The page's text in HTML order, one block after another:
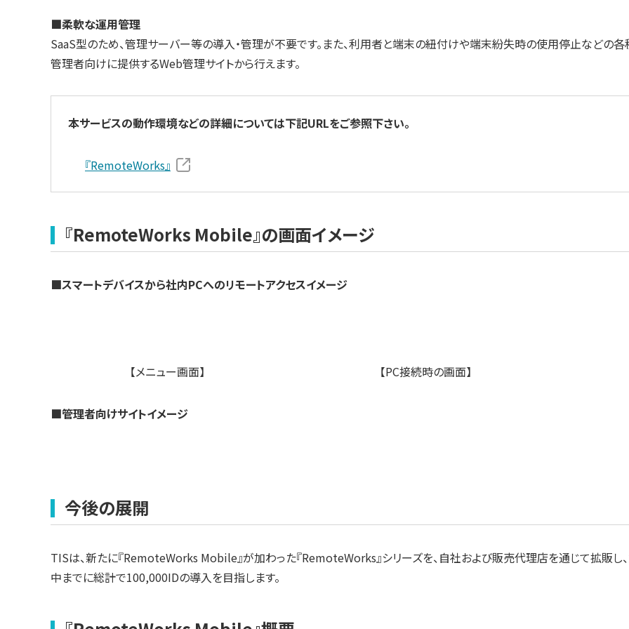
■柔軟な運用管理
SaaS型のため、管理サーバー等の導入・管理が不要です。また、利用者と端末の紐付けや端末紛失時の使用停止などの各
管理者向けに提供するWeb管理サイトから行えます。
本サービスの動作環境などの詳細については下記URLをご参照下さい。
『RemoteWorks』
『RemoteWorks Mobile』の画面イメージ
■スマートデバイスから社内PCへのリモートアクセスイメージ
【メニュー画面】 【PC接続時の画面】
■管理者向けサイトイメージ
今後の展開
TISは、新たに『RemoteWorks Mobile』が加わった『RemoteWorks』シリーズを、自社および販売代理店を通じて拡販し
中までに総計で100,000IDの導入を目指します。